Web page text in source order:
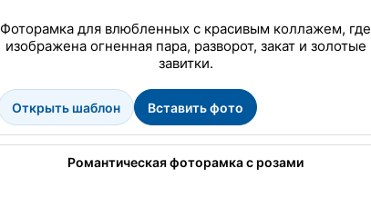
Фоторамка для влюбленных с красивым коллажем, где
изображена огненная пара, разворот, закат и золотые
завитки.
Открыть шаблон Вставить фото
Романтическая фоторамка с розами